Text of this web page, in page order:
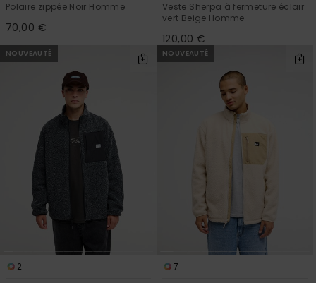
Polaire zippée Noir Homme
70,00 €
Veste Sherpa à fermeture éclair
vert Beige Homme
120,00 €
NOUVEAUTÉ
2
NOUVEAUTÉ
7